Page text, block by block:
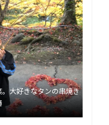
大好きなタンの串焼き